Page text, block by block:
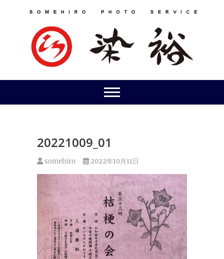
20221009_01
somehiro 2022年10月11日